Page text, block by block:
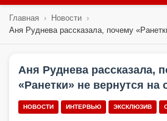
Главная › Новости ›
Аня Руднева рассказала, почему
Аня Руднева рассказала,
«Ранетки» не вернутся на
НОВОСТИ ИНТЕРВЬЮ ЭКСКЛЮЗИВ